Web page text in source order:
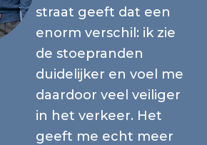
straat geeft dat een
enorm verschil: ik zie
de stoepranden
duidelijker en voel me
daardoor veel veiliger
in het verkeer. Het
geeft me echt meer